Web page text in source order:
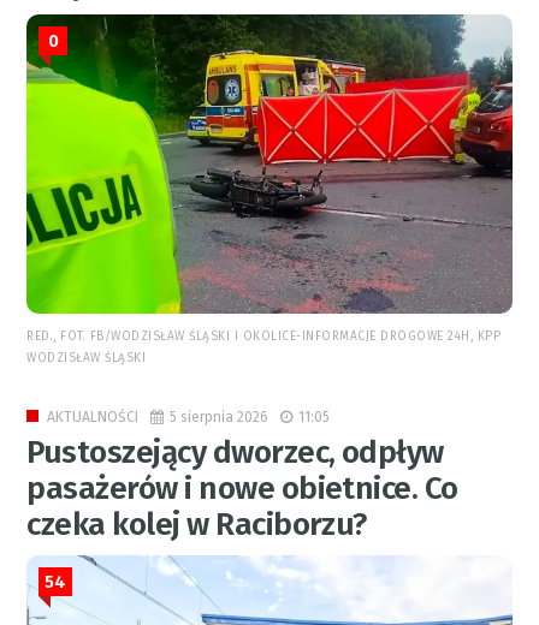
0
RED., FOT. FB/WODZISŁAW ŚLĄSKI I OKOLICE-INFORMACJE DROGOWE 24H, KPP
WODZISŁAW ŚLĄSKI
AKTUALNOŚCI 5 sierpnia 2026 11:05
Pustoszejący dworzec, odpływ
pasażerów i nowe obietnice. Co
czeka kolej w Raciborzu?
54